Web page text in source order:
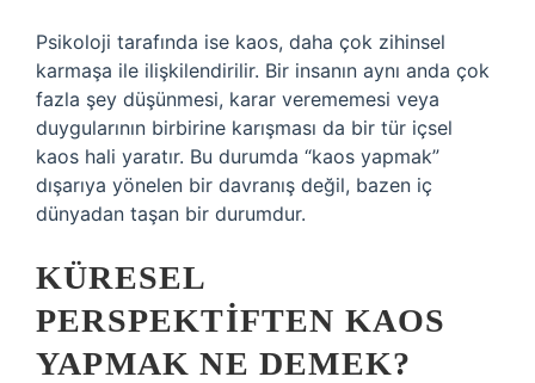
Psikoloji tarafında ise kaos, daha çok zihinsel
karmaşa ile ilişkilendirilir. Bir insanın aynı anda çok
fazla şey düşünmesi, karar verememesi veya
duygularının birbirine karışması da bir tür içsel
kaos hali yaratır. Bu durumda “kaos yapmak”
dışarıya yönelen bir davranış değil, bazen iç
dünyadan taşan bir durumdur.
KÜRESEL
PERSPEKTIFTEN KAOS
YAPMAK NE DEMEK?